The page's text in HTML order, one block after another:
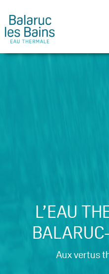
L’EAU
Aux vertus